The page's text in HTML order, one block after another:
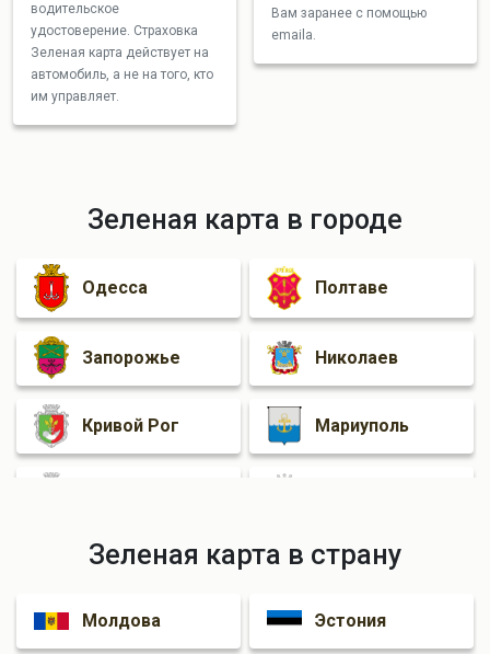
водительское
удостоверение. Страховка
Зеленая карта действует на
автомобиль, а не на того, кто
им управляет.
Вам заранее с помощью
emailа.
Зеленая карта в городе
Одесса Полтаве
Запорожье Николаев
Кривой Рог Мариуполь
Ровно Каменское
Краматорск
Зеленая карта в страну
Молдова Эстония